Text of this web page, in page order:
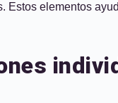
elementos